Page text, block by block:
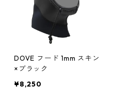
DOVE フード 1mm スキン
×ブラック
¥8,250